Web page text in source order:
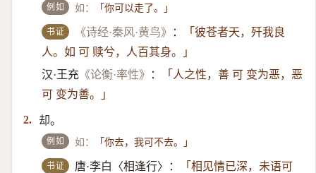
例如 如： 「你可以走了。」
书证 《诗经·秦风·黄鸟》 ：
「彼苍者天，歼我良
人。如 可 赎兮，人百其身。」
汉·王充 《论衡·率性》 ：
「人之性，善 可 变为恶，恶
可 变为善。」
2. 却。
例如 如： 「你去，我可不去。」
书证 唐·李白〈相逢行〉：
「相见情已深，未语可